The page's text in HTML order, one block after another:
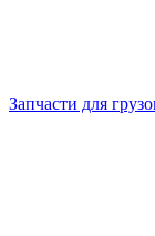
Запчасти для